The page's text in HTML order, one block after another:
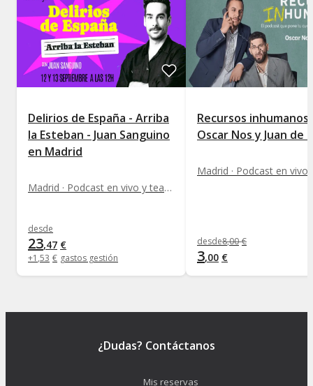
Delirios de España - Arriba
la Esteban - Juan Sanguino
en Madrid
Madrid · Podcast en vivo y teatro interactivo
desde
23,47 €
+1 ,53 € gastos gestión
Recursos inhumanos
Oscar Nos y Juan de
desde8,00 €
3,00 €
¿Dudas? Contáctanos
Mis reservas